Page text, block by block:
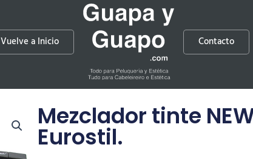
Vuelve a Inicio Contacto
Mezclador tinte
Eurostil.